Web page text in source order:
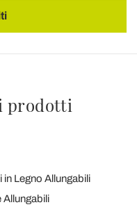
prodotti
in Legno Allungabili
Allungabili